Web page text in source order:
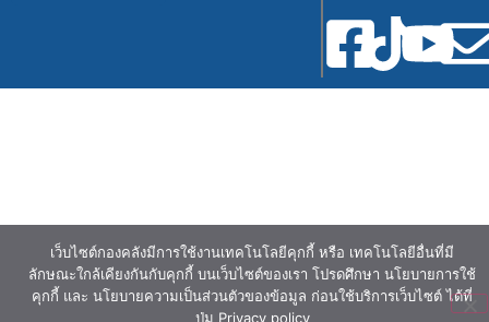
เว็บไซต์กองคลังมีการใช้งานเทคโนโลยีคุกกี้ หรือ เทคโนโลยีอื่นที่มี
ลักษณะใกล้เคียงกันกับคุกกี้ บนเว็บไซต์ของเรา โปรดศึกษา นโยบายการใช้
คุกกี้ และ นโยบายความเป็นส่วนตัวของข้อมูล ก่อนใช้บริการเว็บไซต์ ได้ที่
ปุ่ม Privacy policy